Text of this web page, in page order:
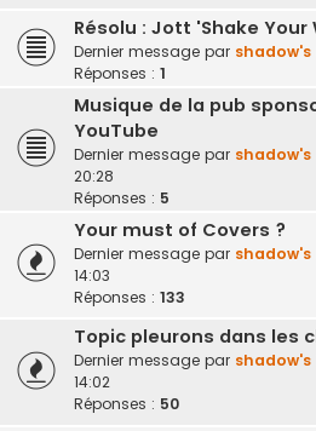
Résolu : Jott 'Shake Your
Dernier message par shadow's
Réponses : 1
Musique de la pub
YouTube
Dernier message par shadow's
20:28
Réponses : 5
Your must of Covers ?
Dernier message par shadow's
14:03
Réponses : 133
Topic pleurons dans les
Dernier message par shadow's
14:02
Réponses : 50